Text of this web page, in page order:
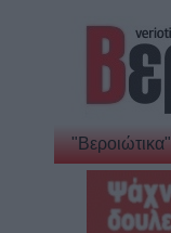
"Βεροιώτικα"